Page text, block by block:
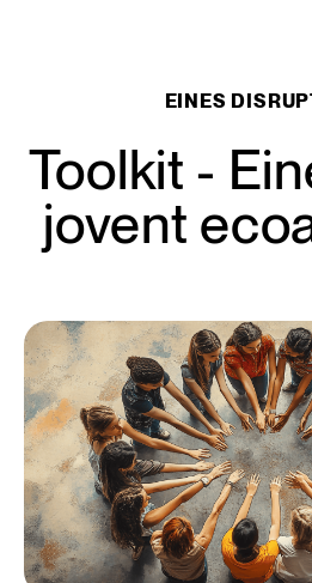
EINES
Toolkit -
jovent